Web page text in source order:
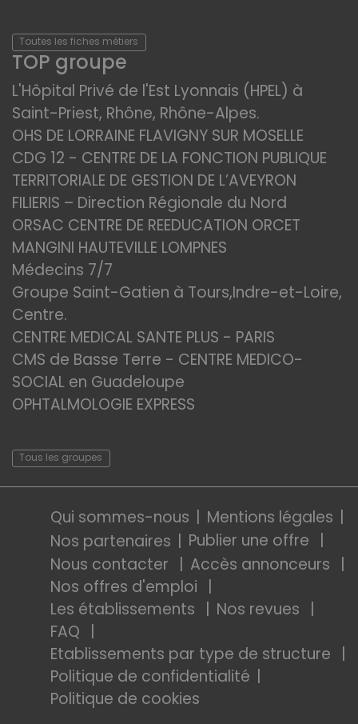
Toutes les fiches métiers
TOP groupe
L'Hôpital Privé de l'Est Lyonnais (HPEL) à
Saint-Priest, Rhône, Rhône-Alpes.
OHS DE LORRAINE FLAVIGNY SUR MOSELLE
CDG 12 - CENTRE DE LA FONCTION PUBLIQUE
TERRITORIALE DE GESTION DE L’AVEYRON
FILIERIS – Direction Régionale du Nord
ORSAC CENTRE DE REEDUCATION ORCET
MANGINI HAUTEVILLE LOMPNES
Médecins 7/7
Groupe Saint-Gatien à Tours,Indre-et-Loire,
Centre.
CENTRE MEDICAL SANTE PLUS - PARIS
CMS de Basse Terre - CENTRE MEDICO-
SOCIAL en Guadeloupe
OPHTALMOLOGIE EXPRESS
Tous les groupes
Qui sommes-nous
Mentions légales
Nos partenaires
Publier une offre
Nous contacter
Accès annonceurs
Nos offres d'emploi
Les établissements
Nos revues
FAQ
Etablissements par type de structure
Politique de confidentialité
Politique de cookies